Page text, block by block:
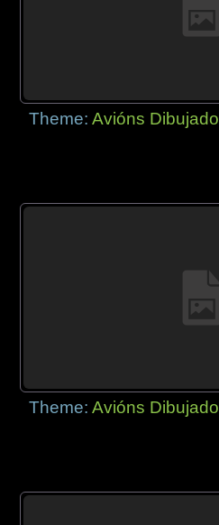
Theme:Avións Dibujado
Theme:Avións Dibujado